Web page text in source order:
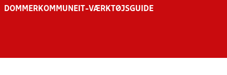
DOMMER KOMMUNE IT-VÆRKTØJSGUIDE